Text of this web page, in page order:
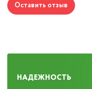
Оставить отзыв
НАДЕЖНОСТЬ